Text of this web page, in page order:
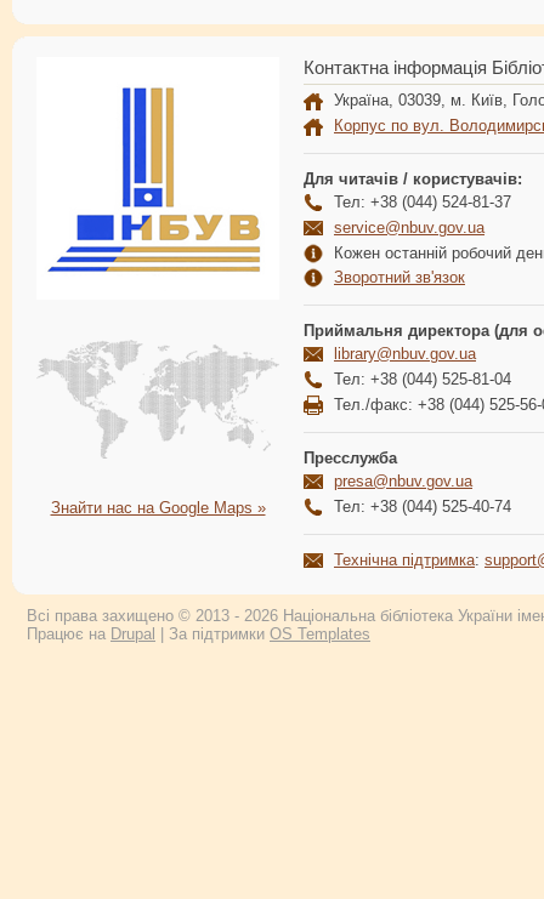
Знайти нас на Google Maps »
Контактна інформація
Україна, 03039, м. Київ,
Корпус по вул.
Для читачів / користувачів:
Тел: +38 (044) 524-81-37
service@nbuv.gov.ua
Кожен останній робочий
Зворотний зв'язок
Приймальня директора (для
library@nbuv.gov.ua
Тел: +38 (044) 525-81-04
Тел./факс: +38 (044) 525-56-
Пресслужба
presa@nbuv.gov.ua
Тел: +38 (044) 525-40-74
Технічна підтримка:
Всі права захищено © 2013 - 2026 Національна бібліотека України
Працює на Drupal | За підтримки OS Templates